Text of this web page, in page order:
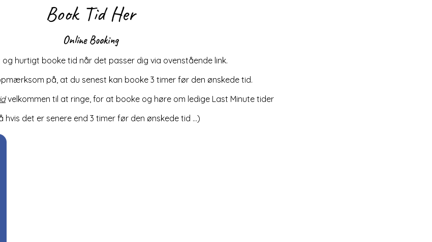
Book Tid Her
Online Booking
og hurtigt booke tid når det passer dig via ovenstående link.
på, at du senest kan booke 3 timer før den ønskede tid.
velkommen til at ringe, for at booke og høre om ledige Last Minute tider
hvis det er senere end 3 timer før den ønskede tid …)